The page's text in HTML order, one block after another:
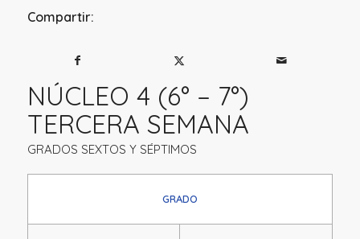
Compartir:
NÚCLEO 4 (6° – 7°)
TERCERA SEMANA
GRADOS SEXTOS Y SÉPTIMOS
GRADO